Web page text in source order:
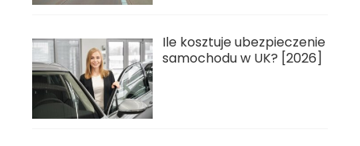
Ile kosztuje ubezpieczenie
samochodu w UK? [2026]